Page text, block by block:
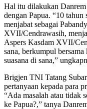
Hal itu dilakukan
dengan Papua. “10
menjabat sebagai
XVII/Cendrawasih,
Aspers Kasdam XVII/
sana, berkumpul
suasana di sana,”
Brigjen TNI Tatang
pertanyaan kepada para
“Ada masalah atau tidak
ke Papua?,” tanya